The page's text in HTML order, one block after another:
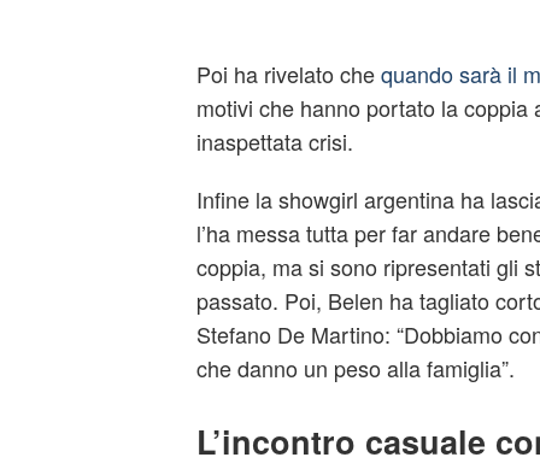
Poi ha rivelato chequando sarà il
motivi che hanno portato la coppia
inaspettata crisi.
Infine la showgirl argentina ha
l’ha messa tutta per far andare
coppia, ma si sono ripresentati gli
passato. Poi, Belen ha tagliato
Stefano De Martino: “Dobbiamo
che danno un peso alla famiglia”.
L’incontro casuale